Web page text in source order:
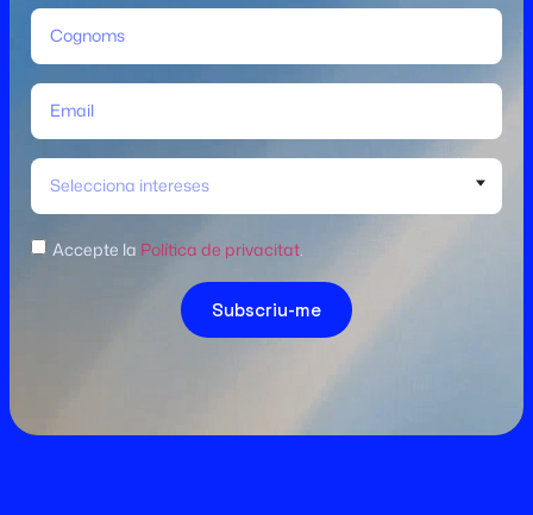
Selecciona intereses
Accepte la Política de privacitat
Subscriu-me